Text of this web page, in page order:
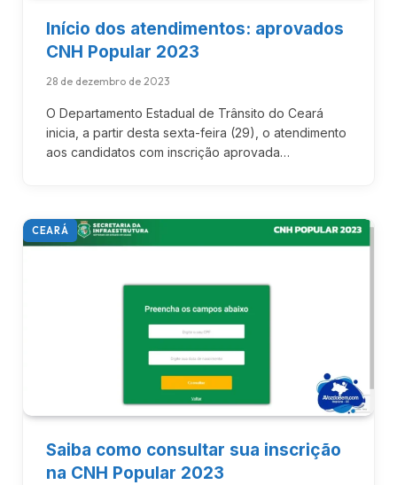
Início dos atendimentos: aprovados
CNH Popular 2023
28 de dezembro de 2023
O Departamento Estadual de Trânsito do Ceará
inicia, a partir desta sexta-feira (29), o atendimento
aos candidatos com inscrição aprovada…
CEARÁ
Saiba como consultar sua inscrição
na CNH Popular 2023